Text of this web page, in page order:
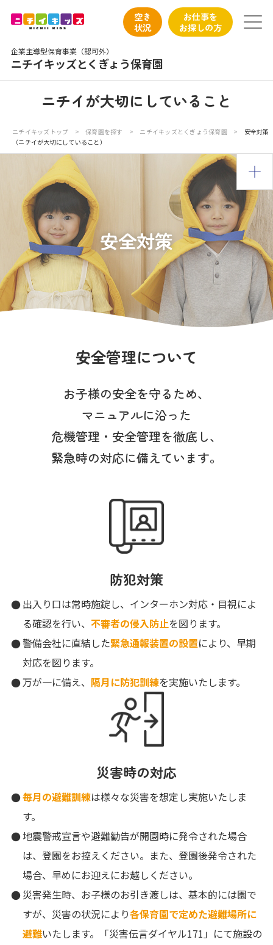
企業主導型保育事業（認可外）
ニチイキッズとくぎょう保育園
空き
状況
お仕事を
お探しの方
ニチイが大切にしていること
お食事
保育園見学
入園の概要
子育てひろばのご紹介
写真販売サービス
お仕事をお探しの方
保育園に関するお問い合わせ
プライバシーポリシー サイトのご利用について
サイトマップ ニチイ学館オフィシャルサイト
ニチイが大切にしていること
ニチイキッズトップ > 保育園を探す > ニチイキッズとくぎょう保育園 >
安全対策
（ニチイが大切にしていること）
安全対策
安全管理について
お子様の安全を守るため、
マニュアルに沿った
危機管理・安全管理を徹底し、
緊急時の対応に備えています。
防犯対策
出入り口は常時施錠し、インターホン対応・目視によ
る確認を行い、 不審者の侵入防止を図ります。
警備会社に直結した緊急通報装置の設置により、早期
対応を図ります。
万が一に備え、 隔月に防犯訓練を実施いたします。
災害時の対応
毎月の避難訓練は様々な災害を想定し実施いたしま
す。
地震警戒宣言や避難勧告が開園時に発令された場合
は、登園をお控えください。また、登園後発令された
場合、早めにお迎えにお越しください。
災害発生時、お子様のお引き渡しは、基本的には園で
すが、災害の状況により各保育園で定めた避難場所に
避難いたします。「災害伝言ダイヤル171」にて施設の